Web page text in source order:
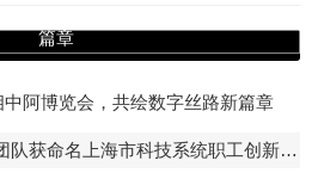
中阿博览会，共绘数字丝路新
篇章
中阿博览会，共绘数字丝路新篇章
获命名上海市科技系统职工创新工作室